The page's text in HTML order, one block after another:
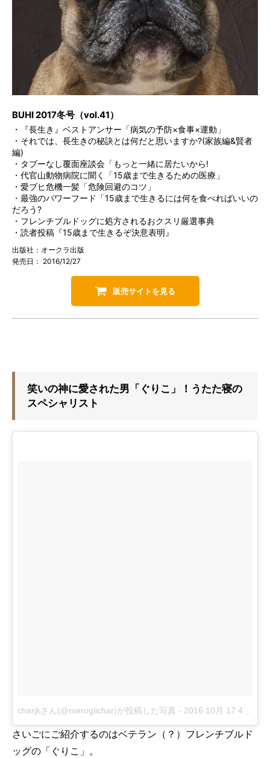
BUHI 2017冬号（vol.41）
・『長生き』ベストアンサー「病気の予防×食事×運動」
・それでは、長生きの秘訣とは何だと思いますか?(家族編&賢者
編)
・タブーなし覆面座談会「もっと一緒に居たいから!
・代官山動物病院に聞く「15歳まで生きるための医療」
・愛ブヒ危機一髪「危険回避のコツ」
・最強のパワーフード「15歳まで生きるには何を食べればいいの
だろう?
・フレンチブルドッグに処方されるおクスリ厳選事典
・読者投稿『15歳まで生きるぞ決意表明』
出版社：オークラ出版
発売日： 2016/12/27
販売サイトを見る
笑いの神に愛された男「ぐりこ」！うたた寝の
スペシャリスト
charjkさん(@meroglichar)が投稿した写真 - 2016 10月 17 4:42午後 PDT
さいごにご紹介するのはベテラン（？）フレンチブルド
ッグの「ぐりこ」。